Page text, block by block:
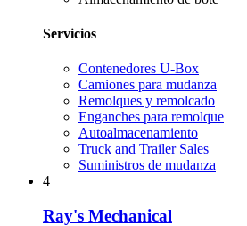
Servicios
Contenedores U-Box
Camiones para mudanza
Remolques y remolcado
Enganches para remolque
Autoalmacenamiento
Truck and Trailer Sales
Suministros de mudanza
4
Ray's Mechanical